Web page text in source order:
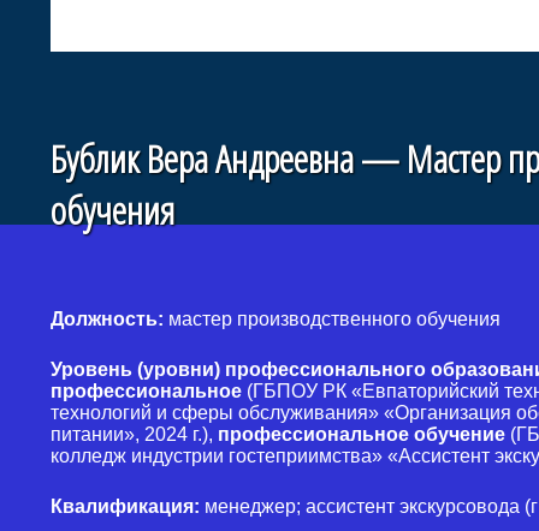
Бублик Вера Андреевна — Мастер
обучения
Должность: мастер производственного обучения
Уровень (уровни) профессионального
профессиональное (ГБПОУ РК «Евпаторийский
технологий и сферы обслуживания» «Организация
питании», 2024 г.), профессиональное обучение
колледж индустрии гостеприимства» «Ассистент
Квалификация: менеджер; ассистент экскурсовода